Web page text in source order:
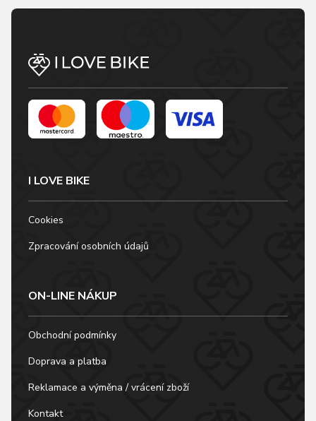
I LOVE BIKE
Cookies
Zpracování osobních údajů
ON-LINE NÁKUP
Obchodní podmínky
Doprava a platba
Reklamace a výměna / vrácení zboží
Kontakt